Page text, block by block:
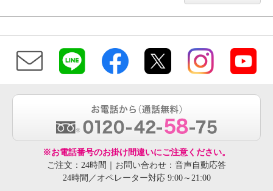
※お電話番号のお掛け間違いにご注意ください。
ご注文：24時間｜お問い合わせ：音声自動応答
24時間／オペレーター対応 9:00～21:00